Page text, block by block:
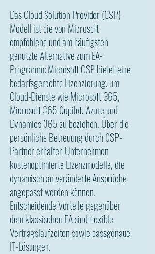
Das Cloud Solution Provider (CSP)-
Modell ist die von Microsoft
empfohlene und am häufigsten
genutzte Alternative zum EA-
Programm: Microsoft CSP bietet eine
bedarfsgerechte Lizenzierung, um
Cloud-Dienste wie Microsoft 365,
Microsoft 365 Copilot, Azure und
Dynamics 365 zu beziehen. Über die
persönliche Betreuung durch CSP-
Partner erhalten Unternehmen
kostenoptimierte Lizenzmodelle, die
dynamisch an veränderte Ansprüche
angepasst werden können.
Entscheidende Vorteile gegenüber
dem klassischen EA sind flexible
Vertragslaufzeiten sowie passgenaue
IT-Lösungen.